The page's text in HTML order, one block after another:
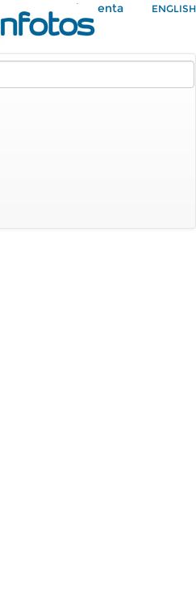
Mi Cuenta ENGLISH